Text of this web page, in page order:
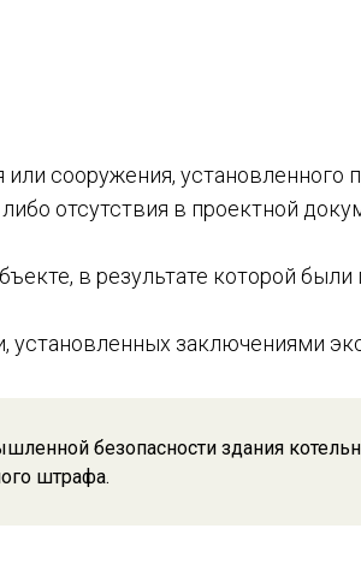
или сооружения, установленного
отсутствия в проектной
в результате которой
установленных заключениями
безопасности здания
штрафа.